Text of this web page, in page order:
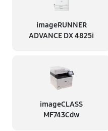
imageRUNNER
ADVANCE DX 4825i
imageCLASS
MF743Cdw